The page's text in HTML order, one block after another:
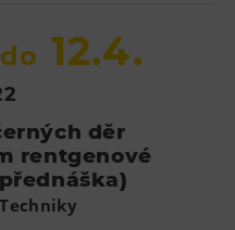
do 12.4.
děr
rentgenové